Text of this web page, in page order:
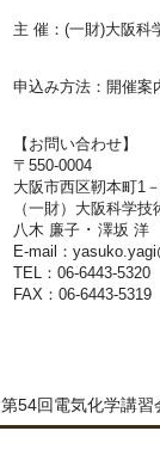
主 催：(一財)大阪科
申込み方法：開催案
【お問い合わせ】
〒550-0004
大阪市西区靭本町1
（一財）大阪科学
八木 廉子 ･ 澤坂 洋
E-mail：
TEL：06-6443-5320
FAX：06-6443-5319
第54回電気化学講習